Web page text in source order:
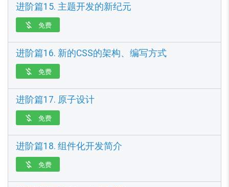
进阶篇15. 主题开发的新纪元
 免费
进阶篇16. 新的CSS的架构、编写方式
 免费
进阶篇17. 原子设计
 免费
进阶篇18. 组件化开发简介
 免费